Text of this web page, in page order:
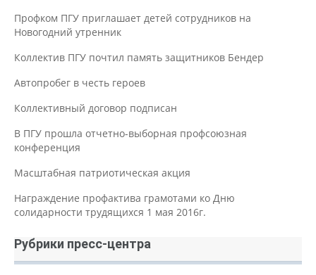
Профком ПГУ приглашает детей сотрудников на
Новогодний утренник
Коллектив ПГУ почтил память защитников Бендер
Автопробег в честь героев
Коллективный договор подписан
В ПГУ прошла отчетно-выборная профсоюзная
конференция
Масштабная патриотическая акция
Награждение профактива грамотами ко Дню
солидарности трудящихся 1 мая 2016г.
Рубрики пресс-центра